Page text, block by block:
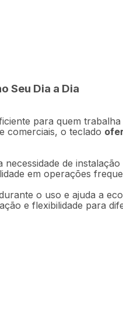
Seu Dia a Dia
para quem
comerciais, o teclado
de
em operações
o uso e ajuda a
e flexibilidade para